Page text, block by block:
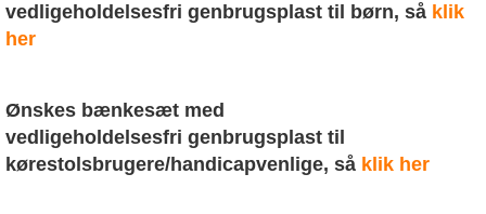
vedligeholdelsesfri genbrugsplast til børn, så klik
her
Ønskes bænkesæt med
vedligeholdelsesfri genbrugsplast til
kørestolsbrugere/handicapvenlige, så klik her